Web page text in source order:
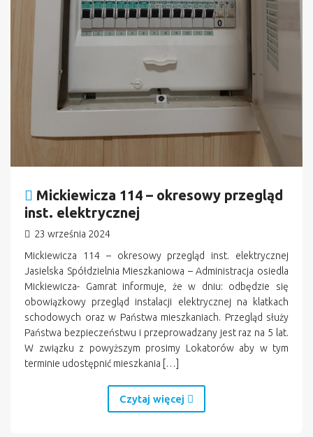
Mickiewicza 114 – okresowy przegląd
inst. elektrycznej
23 września 2024
Mickiewicza 114 – okresowy przegląd inst. elektrycznej
Jasielska Spółdzielnia Mieszkaniowa – Administracja osiedla
Mickiewicza- Gamrat informuje, że w dniu: odbędzie się
obowiązkowy przegląd instalacji elektrycznej na klatkach
schodowych oraz w Państwa mieszkaniach. Przegląd służy
Państwa bezpieczeństwu i przeprowadzany jest raz na 5 lat.
W związku z powyższym prosimy Lokatorów aby w tym
terminie udostępnić mieszkania […]
Czytaj więcej